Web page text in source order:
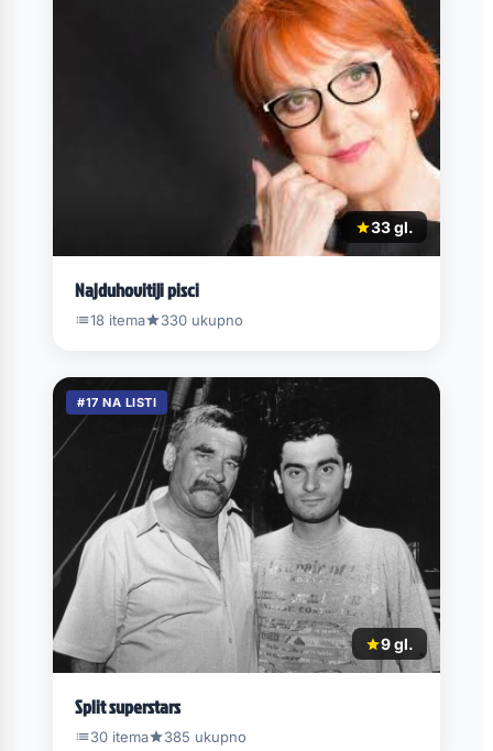
33 gl.
Najduhovitiji pisci
18 itema 330 ukupno
#17 NA LISTI
9 gl.
Split superstars
30 itema 385 ukupno